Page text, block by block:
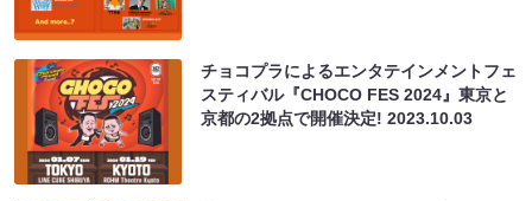
チョコプラによるエンタテインメントフェ
スティバル『CHOCO FES 2024』東京と
京都の2拠点で開催決定!2023.10.03